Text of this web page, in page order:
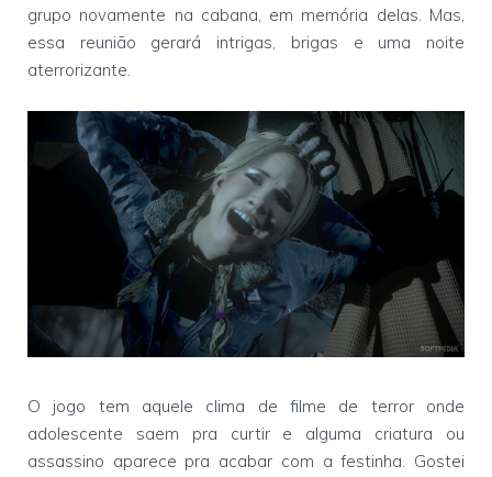
grupo novamente na cabana, em memória delas. Mas,
essa reunião gerará intrigas, brigas e uma noite
aterrorizante.
O jogo tem aquele clima de filme de terror onde
adolescente saem pra curtir e alguma criatura ou
assassino aparece pra acabar com a festinha. Gostei